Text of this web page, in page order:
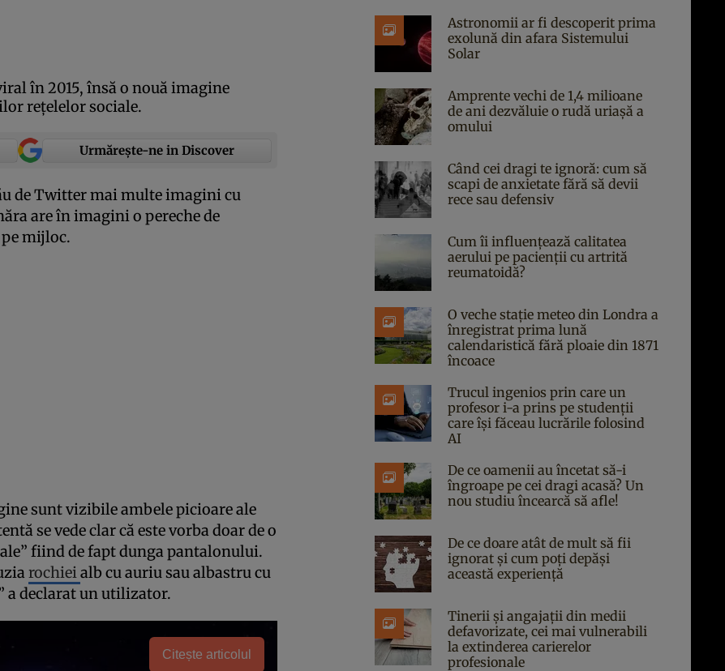
în 2015, însă o nouă imagine
reţelelor sociale.
Urmărește-ne in Discover
de Twitter mai multe imagini cu
are în imagini o pereche de
mijloc.
sunt vizibile ambele picioare ale
se vede clar că este vorba doar de o
fiind de fapt dunga pantalonului.
rochieialb cu auriu sau albastru cu
a declarat un utilizator.
Citește articolul
Astronomii ar fi descoperit prima
exolună din afara Sistemului
Solar
Amprente vechi de 1,4 milioane
de ani dezvăluie o rudă uriașă a
omului
Când cei dragi te ignoră: cum să
scapi de anxietate fără să devii
rece sau defensiv
Cum îi influențează calitatea
aerului pe pacienții cu artrită
reumatoidă?
O veche stație meteo din Londra a
înregistrat prima lună
calendaristică fără ploaie din 1871
încoace
Trucul ingenios prin care un
profesor i-a prins pe studenții
care își făceau lucrările folosind
AI
De ce oamenii au încetat să-i
îngroape pe cei dragi acasă? Un
nou studiu încearcă să afle!
De ce doare atât de mult să fii
ignorat și cum poți depăși
această experiență
Tinerii și angajații din medii
defavorizate, cei mai vulnerabili
la extinderea carierelor
profesionale